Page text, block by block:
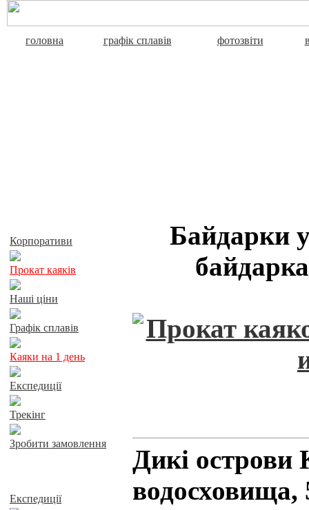
головна графік сплавів фотозвіти
Корпоративи
Прокат каяків
Наші ціни
Графік сплавів
Каяки на 1 день
Експедиції
Трекінг
Зробити замовлення
Експедиції
Байдарки
Дикі острови
водосховища,